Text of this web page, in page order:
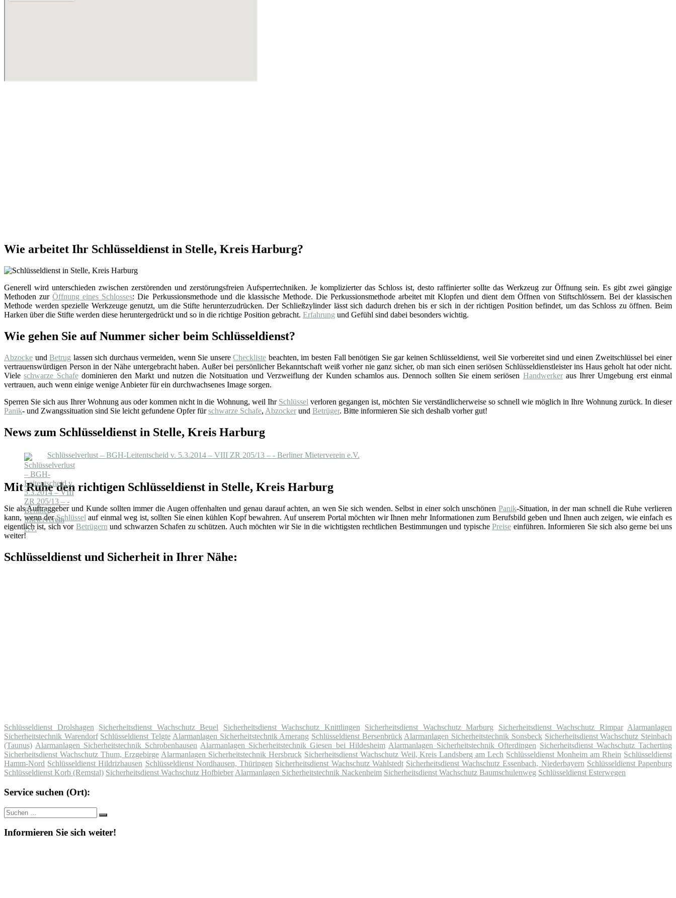
Wie arbeitet Ihr Schlüsseldienst in Stelle, Kreis Harburg?
Generell wird unterschieden zwischen zerstörenden und zerstörungsfreien Aufsperrtechniken. Je komplizierter das Schloss ist, desto raffinierter sollte das Werkzeug zur Öffnung sein. Es gibt zwei gängige
Methoden zurÖffnung eines Schlosses: Die Perkussionsmethode und die klassische Methode. Die Perkussionsmethode arbeitet mit Klopfen und dient dem Öffnen von Stiftschlössern. Bei der klassischen
Methode werden spezielle Werkzeuge genutzt, um die Stifte herunterzudrücken. Der Schließzylinder lässt sich dadurch drehen bis er sich in der richtigen Position befindet, um das Schloss zu öffnen. Beim
Harken über die Stifte werden diese heruntergedrückt und so in die richtige Position gebracht. Erfahrung und Gefühl sind dabei besonders wichtig.
Wie gehen Sie auf Nummer sicher beim Schlüsseldienst?
Abzocke undBetrug lassen sich durchaus vermeiden, wenn Sie unsereCheckliste beachten, im besten Fall benötigen Sie gar keinen Schlüsseldienst, weil Sie vorbereitet sind und einen Zweitschlüssel bei einer
vertrauenswürdigen Person in der Nähe untergebracht haben. Außer bei persönlicher Bekanntschaft weiß vorher nie ganz sicher, ob man sich einen seriösen Schlüsseldienstleister ins Haus geholt hat oder nicht.
Vieleschwarze Schafedominieren den Markt und nutzen die Notsituation und Verzweiflung der Kunden schamlos aus. Dennoch sollten Sie einem seriösen Handwerkeraus Ihrer Umgebung erst einmal
vertrauen, auch wenn einige wenige Anbieter für ein durchwachsenes Image sorgen.
Sperren Sie sich aus Ihrer Wohnung aus oder kommen nicht in die Wohnung, weil Ihr Schlüssel verloren gegangen ist, möchten Sie verständlicherweise so schnell wie möglich in Ihre Wohnung zurück. In dieser
Panik- und Zwangssituation sind Sie leicht gefundene Opfer fürschwarze Schafe, Abzocker und Betrüger. Bitte informieren Sie sich deshalb vorher gut!
News zum Schlüsseldienst in Stelle, Kreis Harburg
Schlüsselverlust – BGH-Leitentscheid v. 5.3.2014 – VIII ZR 205/13 – - Berliner Mieterverein e.V.
Mit Ruhe den richtigen Schlüsseldienst in Stelle, Kreis Harburg
Sie als Auftraggeber und Kunde sollten immer die Augen offenhalten und genau darauf achten, an wen Sie sich wenden. Selbst in einer solch unschönenPanik-Situation, in der man schnell die Ruhe verlieren
kann, wenn derSchlüssel auf einmal weg ist, sollten Sie einen kühlen Kopf bewahren. Auf unserem Portal möchten wir Ihnen mehr Informationen zum Berufsbild geben und Ihnen auch zeigen, wie einfach es
eigentlich ist, sich vor Betrügern und schwarzen Schafen zu schützen. Auch möchten wir Sie in die wichtigsten rechtlichen Bestimmungen und typischePreise einführen. Informieren Sie sich also gerne bei uns
weiter!
Schlüsseldienst und Sicherheit in Ihrer Nähe:
Schlüsseldienst Drolshagen Sicherheitsdienst Wachschutz Beuel Sicherheitsdienst Wachschutz Knittlingen Sicherheitsdienst Wachschutz Marburg Sicherheitsdienst Wachschutz Rimpar Alarmanlagen
Sicherheitstechnik Warendorf Schlüsseldienst Telgte Alarmanlagen Sicherheitstechnik Amerang Schlüsseldienst Bersenbrück Alarmanlagen Sicherheitstechnik Sonsbeck Sicherheitsdienst Wachschutz Steinbach
(Taunus) Alarmanlagen Sicherheitstechnik Schrobenhausen Alarmanlagen Sicherheitstechnik Giesen bei Hildesheim Alarmanlagen Sicherheitstechnik Ofterdingen Sicherheitsdienst Wachschutz Tacherting
Sicherheitsdienst Wachschutz Thum, Erzgebirge Alarmanlagen Sicherheitstechnik Hersbruck Sicherheitsdienst Wachschutz Weil, Kreis Landsberg am Lech Schlüsseldienst Monheim am Rhein Schlüsseldienst
Hamm-Nord Schlüsseldienst Hildrizhausen Schlüsseldienst Nordhausen, Thüringen Sicherheitsdienst Wachschutz Wahlstedt Sicherheitsdienst Wachschutz Essenbach, Niederbayern Schlüsseldienst Papenburg
Schlüsseldienst Korb (Remstal) Sicherheitsdienst Wachschutz Hofbieber Alarmanlagen Sicherheitstechnik Nackenheim Sicherheitsdienst Wachschutz Baumschulenweg Schlüsseldienst Esterwegen
Service suchen (Ort):
Suche
nach:
Suchen
Informieren Sie sich weiter!